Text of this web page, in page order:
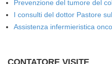
Prevenzione del tumore del
I consulti del dottor Pastore
Assistenza infermieristica